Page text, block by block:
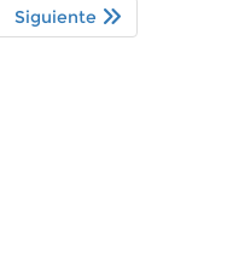
Siguiente